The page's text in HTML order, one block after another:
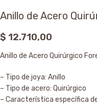
Anillo de Acero
$ 12.710,00
Anillo de Acero Quirúrgico
– Tipo de joya: Anillo
– Tipo de acero: Quirúrgico
– Característica específica